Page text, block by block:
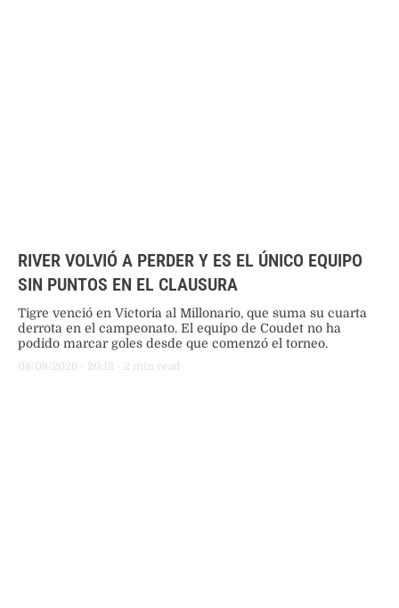
RIVER VOLVIÓ A PERDER Y ES EL ÚNICO EQUIPO
SIN PUNTOS EN EL CLAUSURA
Tigre venció en Victoria al Millonario, que suma su cuarta
derrota en el campeonato. El equipo de Coudet no ha
podido marcar goles desde que comenzó el torneo.
08/08/2026 - 20:13 - 2 min read